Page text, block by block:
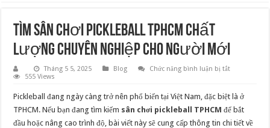
Tìm Sân Chơi Pickleball TPHCM Chất
Lượng Chuyên Nghiệp Cho Người Mới
Tháng 5 5, 2025 Blog Chức năng bình luận bị tắtở
Chơi
Pickleball
TPHCM
Chất
Lượng
555 Views
Pickleball đang ngày càng trở nên phổ biến tại Việt Nam, đặc biệt là ở
TPHCM. Nếu bạn đang tìm kiếm sân chơi pickleball TPHCM để bắt
đầu hoặc nâng cao trình độ, bài viết này sẽ cung cấp thông tin chi tiết về